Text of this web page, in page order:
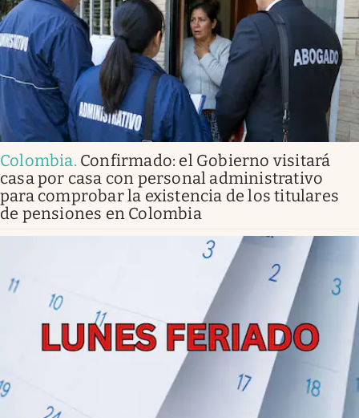
Colombia. Confirmado: el Gobierno visitará
casa por casa con personal administrativo
para comprobar la existencia de los titulares
de pensiones en Colombia